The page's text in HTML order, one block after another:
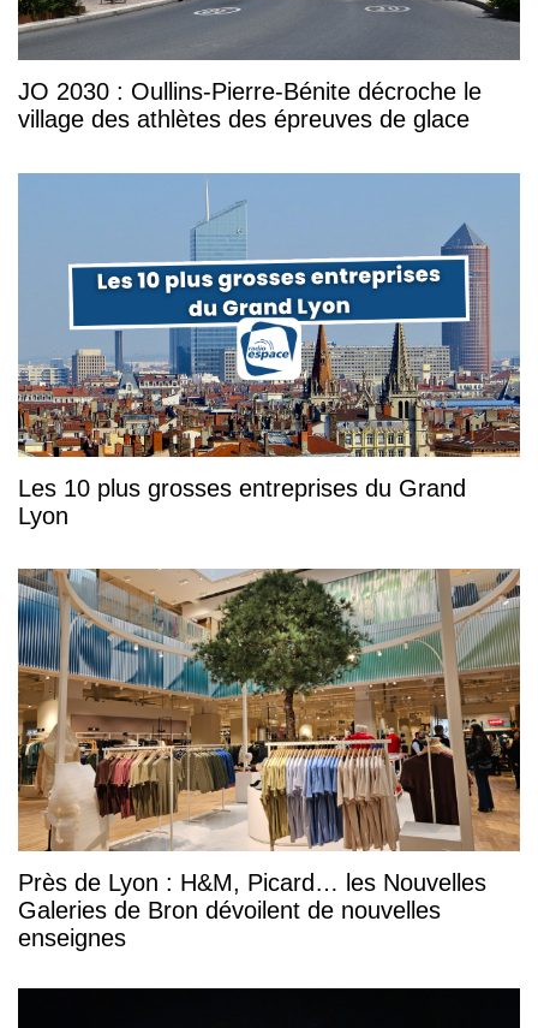
JO 2030 : Oullins-Pierre-Bénite décroche le
village des athlètes des épreuves de glace
Les 10 plus grosses entreprises du Grand
Lyon
Près de Lyon : H&M, Picard… les Nouvelles
Galeries de Bron dévoilent de nouvelles
enseignes